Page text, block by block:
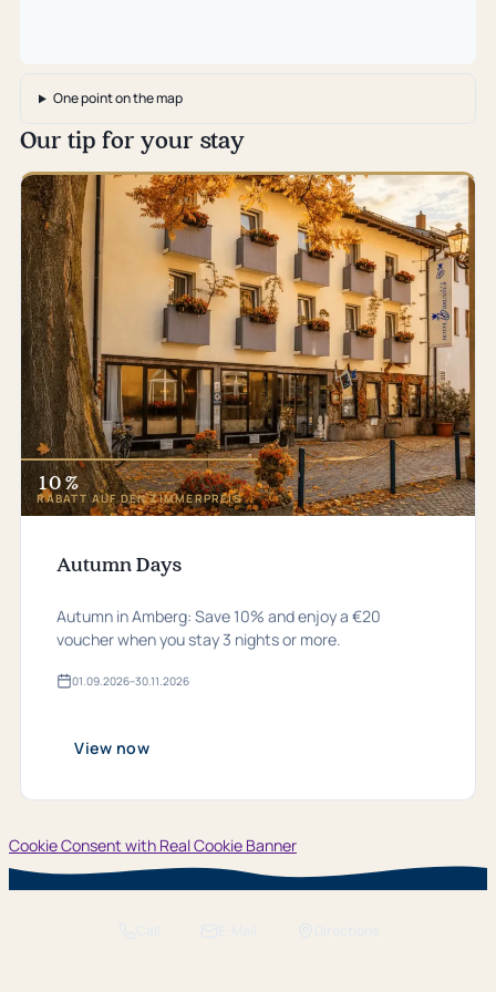
One point on the map
Our tip for your stay
10 %
RABATT AUF DEN ZIMMERPREIS
Autumn Days
Autumn in Amberg: Save 10% and enjoy a €20
voucher when you stay 3 nights or more.
01.​09.​2026–30.​11.​2026
Valid
2026View now
Cookie Consent with Real Cookie Banner